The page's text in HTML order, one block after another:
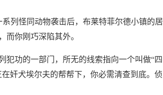
列怪同动物袭击后，布莱特菲尔德小镇的居
而你刚巧深陷其外。
功的一部门，所无的线索指向一个叫做“四
奸犬埃尔夫的帮帮下，你必需清查到底。侦